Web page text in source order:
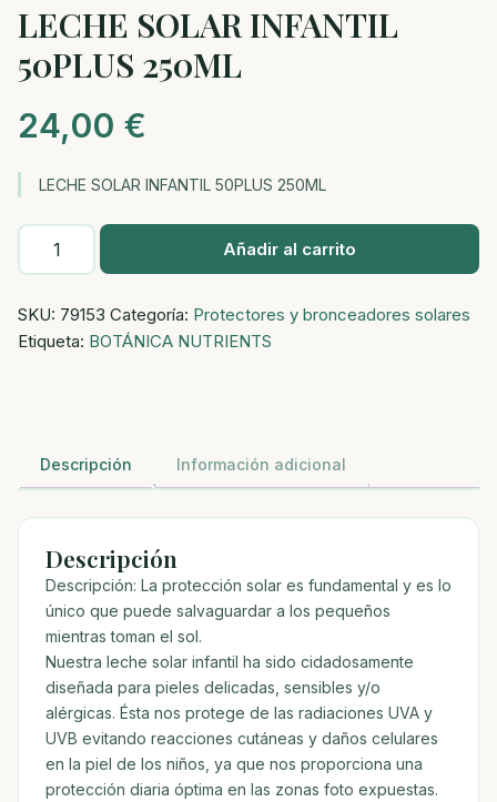
LECHE SOLAR INFANTIL
50PLUS 250ML
24,00 €
LECHE SOLAR INFANTIL 50PLUS 250ML
LECHE
SOLAR
50PLUS
250ML
Añadir al carrito
SKU: 79153 Categoría: Protectores y bronceadores solares
Etiqueta: BOTÁNICA NUTRIENTS
Descripción Información adicional
Descripción
Descripción: La protección solar es fundamental y es lo
único que puede salvaguardar a los pequeños
mientras toman el sol.
Nuestra leche solar infantil ha sido cidadosamente
diseñada para pieles delicadas, sensibles y/o
alérgicas. Ésta nos protege de las radiaciones UVA y
UVB evitando reacciones cutáneas y daños celulares
en la piel de los niños, ya que nos proporciona una
protección diaria óptima en las zonas foto expuestas.